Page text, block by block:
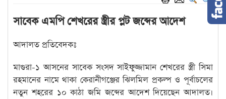
সাবেক এমপি শেখরের স্ত্রীর প্লট জব্দের আদেশ
আদালত প্রতিবেদকঃ
মাগুরা-১ আসনের সাবেক সংসদ সাইফুজ্জামান শেখরের স্ত্রী সিমা
রহমানের নামে থাকা কেরানীগঞ্জের ঝিলমিল প্রকল্প ও পূর্বাচলের
নতুন শহরের ১০ কাঠা জমি জব্দের আদেশ দিয়েছেন আদালত।